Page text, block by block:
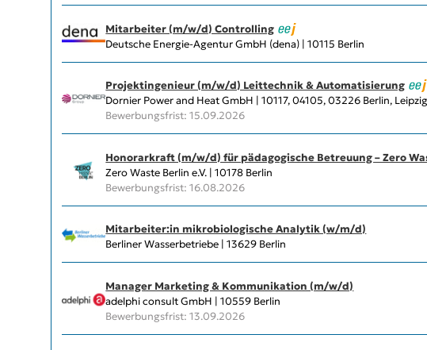
Mitarbeiter (m/w/d) Controlling
Deutsche Energie-Agentur GmbH (dena) | 10115 Berlin
Projektingenieur (m/w/d) Leittechnik & Automatisierung
Dornier Power and Heat GmbH | 10117, 04105, 03226 Berlin,
Bewerbungsfrist: 15.09.2026
Honorarkraft (m/w/d) für pädagogische Betreuung – Zero
Zero Waste Berlin e.V. | 10178 Berlin
Bewerbungsfrist: 16.08.2026
Mitarbeiter:in mikrobiologische Analytik (w/m/d)
Berliner Wasserbetriebe | 13629 Berlin
Manager Marketing & Kommunikation (m/w/d)
adelphi consult GmbH | 10559 Berlin
Bewerbungsfrist: 13.09.2026